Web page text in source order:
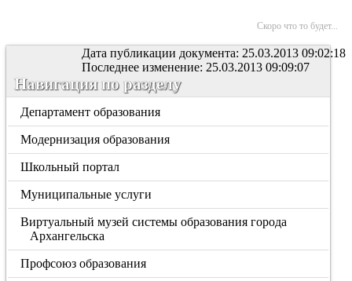
Скоро что то будет...
Дата публикации документа: 25.03.2013 09:02:18
Последнее изменение: 25.03.2013 09:09:07
Навигация по разделу
Департамент образования
Модернизация образования
Школьный портал
Муниципальные услуги
Виртуальный музей системы образования города
Архангельска
Профсоюз образования